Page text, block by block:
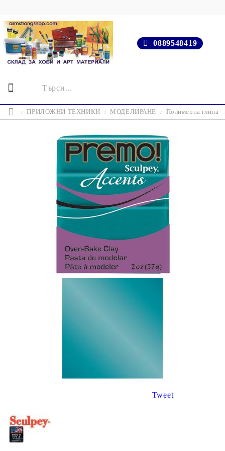
0889548419
ПРИЛОЖНИ ТЕХНИКИ МОДЕЛИРАНЕ Полимерна глина
Tweet